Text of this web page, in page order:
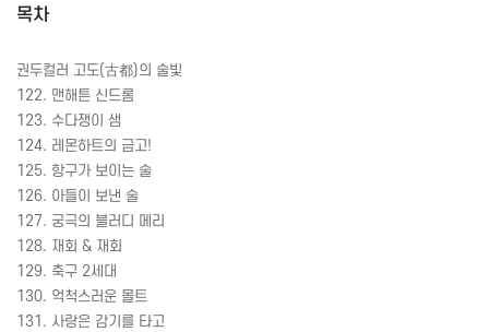
목차
권두컬러 고도(古都)의 술빛
122. 맨해튼 신드롬
123. 수다쟁이 샘
124. 레몬하트의 금고!
125. 항구가 보이는 술
126. 아들이 보낸 술
127. 궁극의 블러디 메리
128. 재회 & 재회
129. 축구 2세대
130. 억척스러운 몰트
131. 사랑은 감기를 타고